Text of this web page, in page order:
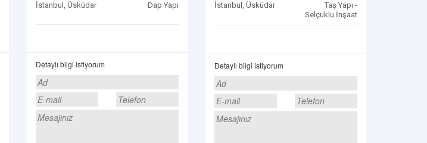
İstanbul, Üsküdar Dap Yapı
Detaylı bilgi istiyorum
İstanbul, Üsküdar
Taş Yapı -
Selçuklu İnşaat
Detaylı bilgi istiyorum